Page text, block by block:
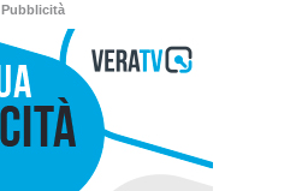
Pubblicità